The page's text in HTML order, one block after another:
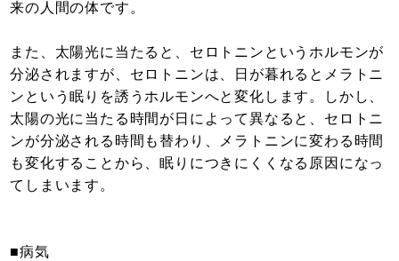
来の人間の体です。
また、太陽光に当たると、セロトニンというホルモンが
分泌されますが、セロトニンは、日が暮れるとメラトニ
ンという眠りを誘うホルモンへと変化します。しかし、
太陽の光に当たる時間が日によって異なると、セロトニ
ンが分泌される時間も替わり、メラトニンに変わる時間
も変化することから、眠りにつきにくくなる原因になっ
てしまいます。
■病気